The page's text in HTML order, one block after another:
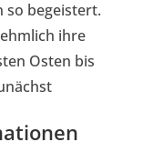
so begeistert.
ihre
Osten bis